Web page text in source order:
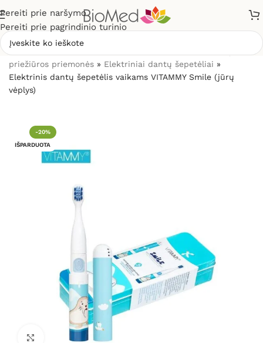
Pereiti prie naršymo
Pereiti prie pagrindinio turinio
priežiūros priemonės » Elektriniai dantų šepetėliai »
Elektrinis dantų šepetėlis vaikams VITAMMY Smile (jūrų
vėplys)
-20%
IŠPARDUOTA